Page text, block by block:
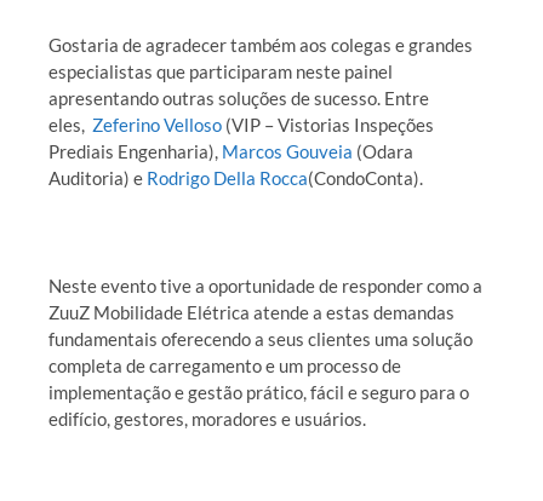
Gostaria de agradecer também aos colegas e grandes
especialistas que participaram neste painel
apresentando outras soluções de sucesso. Entre
eles, Zeferino Velloso (VIP – Vistorias Inspeções
Prediais Engenharia), Marcos Gouveia (Odara
Auditoria) e Rodrigo Della Rocca(CondoConta).
Neste evento tive a oportunidade de responder como a
ZuuZ Mobilidade Elétrica atende a estas demandas
fundamentais oferecendo a seus clientes uma solução
completa de carregamento e um processo de
implementação e gestão prático, fácil e seguro para o
edifício, gestores, moradores e usuários.